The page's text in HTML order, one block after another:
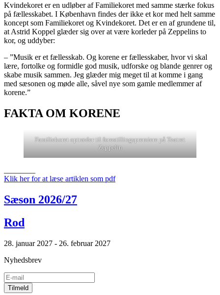
Kvindekoret er en udløber af Familiekoret med samme stærke fokus
på fællesskabet. I København findes der ikke et kor med helt samme
koncept som Familiekoret og Kvindekoret. Det er en af grundene til,
at Astrid Koppel glæder sig over at være korleder på Zeppelins to
kor, og uddyber:
– ”Musik er et fællesskab. Og korene er fællesskaber, hvor vi skal
lære, fortolke og formidle god musik, udforske og blande genrer og
skabe musik sammen. Jeg glæder mig meget til at komme i gang
med sæsonen og møde alle, såvel nye som gamle medlemmer af
korene.”
FAKTA OM KORENE
Familiekoret optræder til forestillingspremiere på Teatret
Zeppelin
Klik her for at læse artiklen som pdf
Sæson 2026/27
Rod
28. januar 2027 - 26. februar 2027
Nyhedsbrev